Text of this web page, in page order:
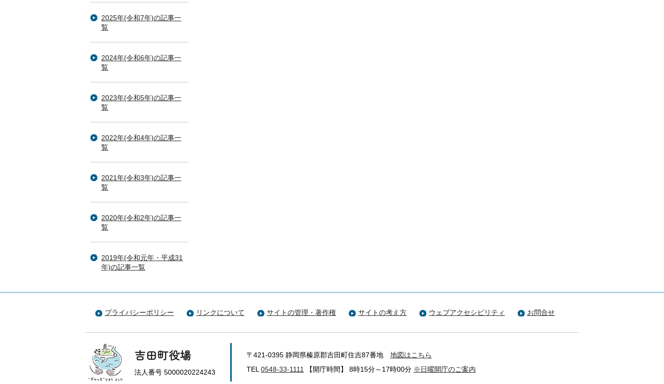
2025年(令和7年)の記事一
覧
2024年(令和6年)の記事一
覧
2023年(令和5年)の記事一
覧
2022年(令和4年)の記事一
覧
2021年(令和3年)の記事一
覧
2020年(令和2年)の記事一
覧
2019年(令和元年・平成31
年)の記事一覧
プライバシーポリシー リンクについて サイトの管理・著作権 サイトの考え方 ウェブアクセシビリティ お問合せ
吉田町役場
法人番号 5000020224243
〒421-0395 静岡県榛原郡吉田町住吉87番地 地図はこちら
TEL 0548-33-1111 【開庁時間】 8時15分～17時00分 ※日曜開庁のご案内